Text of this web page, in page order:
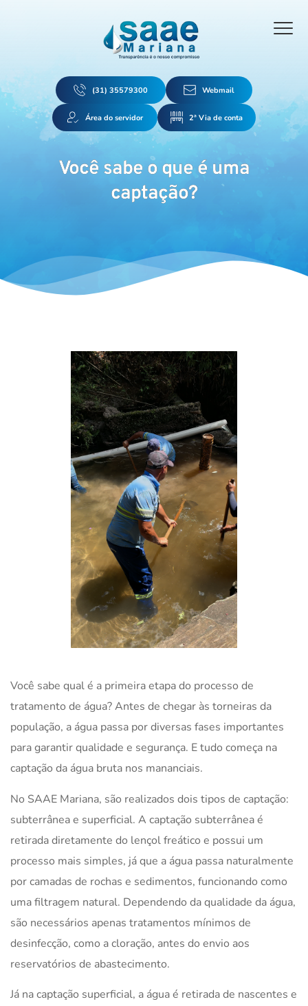
(31) 35579300 Webmail
Área do servidor 2ª Via de conta
Você sabe o que é uma
captação?
Você sabe qual é a primeira etapa do processo de
tratamento de água? Antes de chegar às torneiras da
população, a água passa por diversas fases importantes
para garantir qualidade e segurança. E tudo começa na
captação da água bruta nos mananciais.
No SAAE Mariana, são realizados dois tipos de captação:
subterrânea e superficial. A captação subterrânea é
retirada diretamente do lençol freático e possui um
processo mais simples, já que a água passa naturalmente
por camadas de rochas e sedimentos, funcionando como
uma filtragem natural. Dependendo da qualidade da água,
são necessários apenas tratamentos mínimos de
desinfecção, como a cloração, antes do envio aos
reservatórios de abastecimento.
Já na captação superficial, a água é retirada de nascentes e